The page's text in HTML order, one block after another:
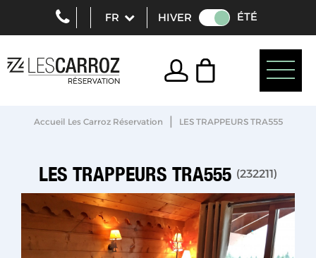
HIVER ÉTÉ
Accueil Les Carroz Réservation | LES TRAPPEURS TRA555
LES TRAPPEURS TRA555 (232211)